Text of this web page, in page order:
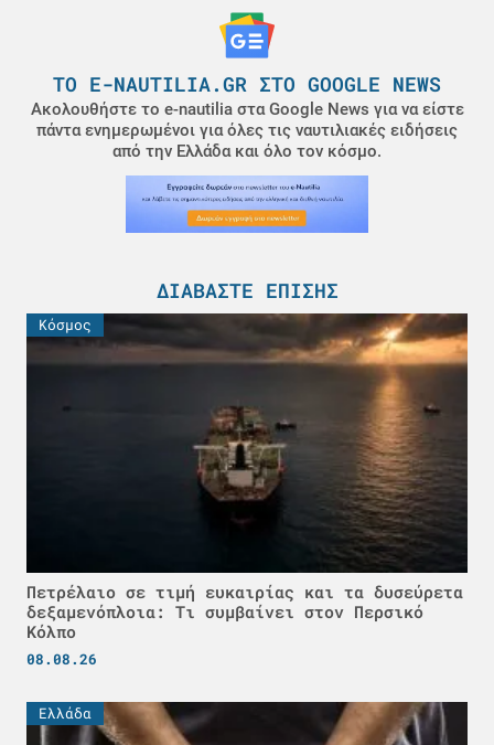
ΤΟ E-NAUTILIA.GR ΣΤΟ GOOGLE NEWS
Ακολουθήστε το e-nautilia στα Google News για να είστε
πάντα ενημερωμένοι για όλες τις ναυτιλιακές ειδήσεις
από την Ελλάδα και όλο τον κόσμο.
ΔΙΑΒΆΣΤΕ ΕΠΊΣΗΣ
Κόσμος
Πετρέλαιο σε τιμή ευκαιρίας και τα δυσεύρετα
δεξαμενόπλοια: Τι συμβαίνει στον Περσικό
Κόλπο
08.08.26
Ελλάδα